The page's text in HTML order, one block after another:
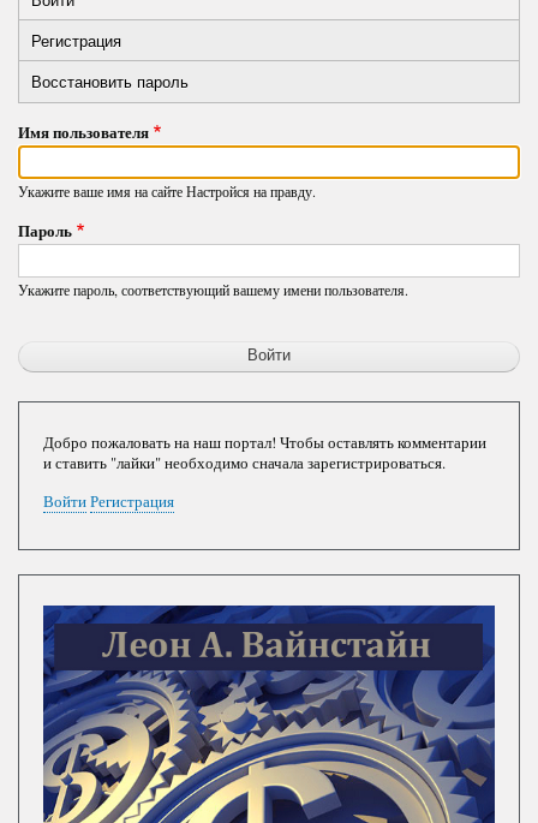
Primary
tabs
вкладка)
Регистрация
Восстановить пароль
Имя пользователя
Укажите ваше имя на сайте Настройся на правду.
Пароль
Укажите пароль, соответствующий вашему имени пользователя.
Добро пожаловать на наш портал! Чтобы оставлять комментарии
и ставить "лайки" необходимо сначала зарегистрироваться.
ВойтиРегистрация